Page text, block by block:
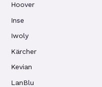
Hoover
Inse
Iwoly
Kärcher
Kevian
LanBlu